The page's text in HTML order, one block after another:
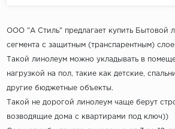
ООО "А Стиль" предлагает купить Бытовой
сегмента с защитным (транспарентным)
Такой линолеум можно укладывать в
нагрузкой на пол, такие как детские,
другие бюджетные объекты.
Такой не дорогой линолеум чаще берут
возводящие дома с квартирами под ключ))